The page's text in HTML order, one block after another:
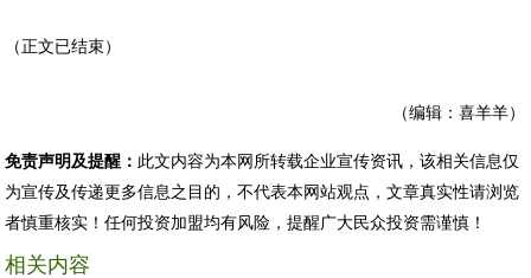
（正文已结束）
（编辑：喜羊羊）
免责声明及提醒： 此文内容为本网所转载企业宣传资讯，该相关信息仅
为宣传及传递更多信息之目的，不代表本网站观点，文章真实性请浏览
者慎重核实！任何投资加盟均有风险，提醒广大民众投资需谨慎！
相关内容